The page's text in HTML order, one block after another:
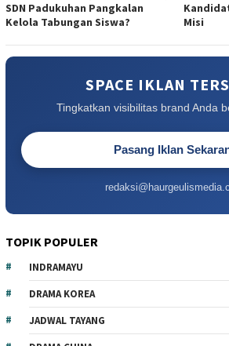
SDN Padukuhan Pangkalan
Kelola Tabungan Siswa?
Misi
SPACE IKLAN
Tingkatkan visibilitas brand Anda
Pasang Iklan
TOPIK POPULER
INDRAMAYU
DRAMA KOREA
JADWAL TAYANG